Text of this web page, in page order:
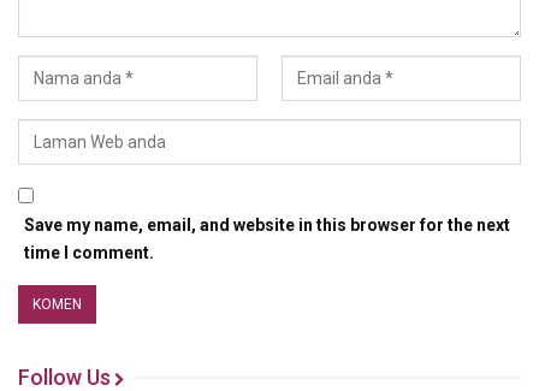
Save my name, email, and website in this browser for the next
time I comment.
Follow Us